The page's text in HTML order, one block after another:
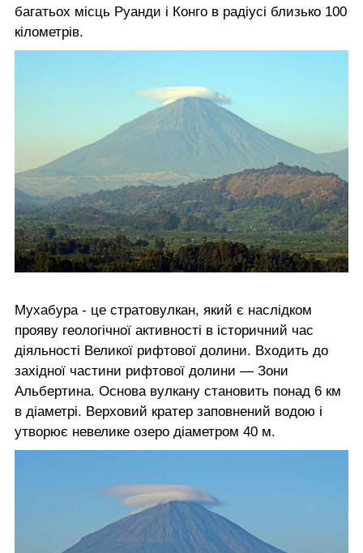
багатьох місць Руанди і Конго в радіусі близько 100
кілометрів.
Мухабура - це стратовулкан, який є наслідком
прояву геологічної активності в історичний час
діяльності Великої рифтової долини. Входить до
західної частини рифтової долини — Зони
Альбертина. Основа вулкану становить понад 6 км
в діаметрі. Верховий кратер заповнений водою і
утворює невелике озеро діаметром 40 м.